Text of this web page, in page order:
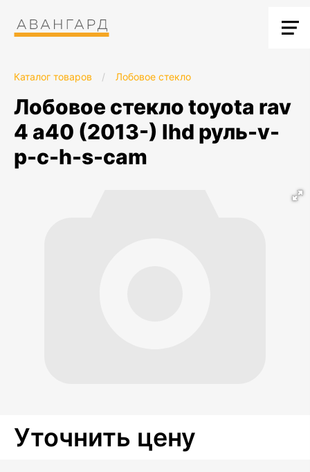
Каталог товаров / Лобовое стекло
лобовое стекло toyota rav
4 a40 (2013-) lhd руль-v-
p-c-h-s-cam
Уточнить цену